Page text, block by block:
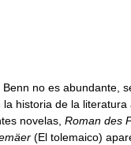
no es abundante,
historia de la literatura
novelas, Roman des
(El tolemaico)